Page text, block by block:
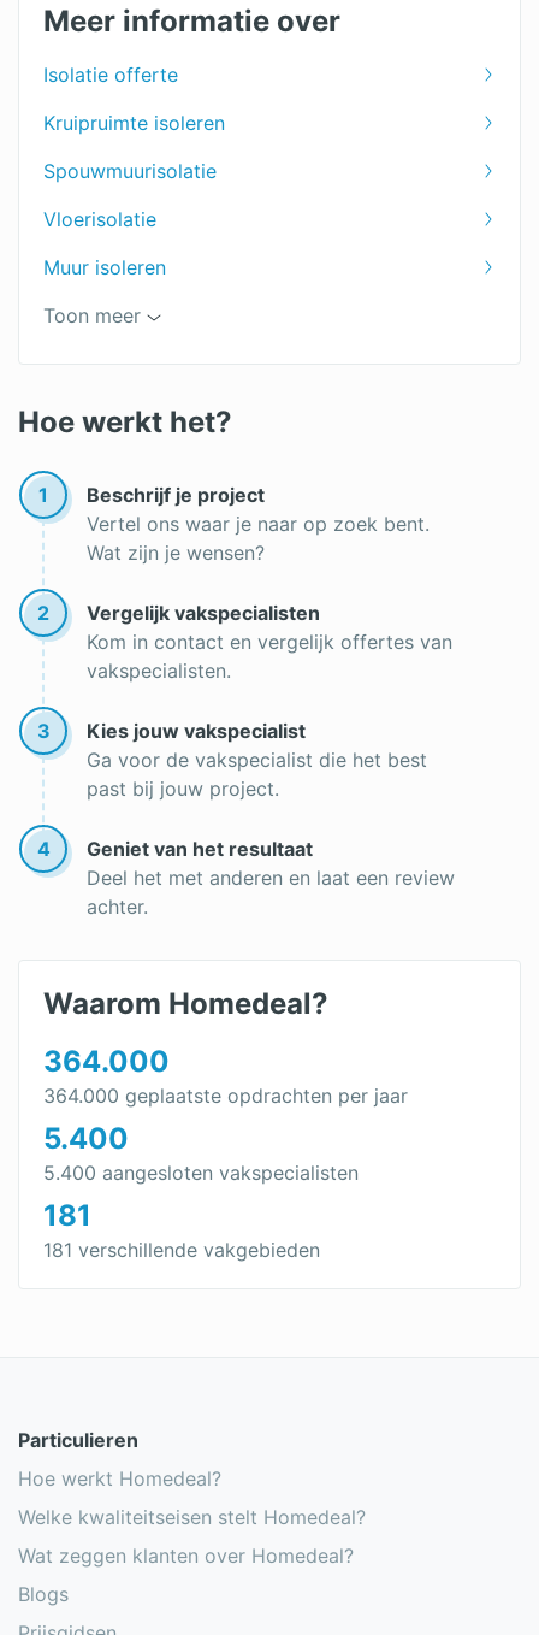
Schuin dak isoleren kosten
Huis isoleren kosten
Meer informatie over
Isolatie offerte
Kruipruimte isoleren
Spouwmuurisolatie
Vloerisolatie
Muur isoleren
Schuur isoleren
Plat dak isoleren
Bodemisolatie
Subsidie gevelisolatie
Subsidie vloerisolatie 2025
PUR schuim isolatie zelf doen
Enkelsteens muur isoleren binnenkant
Garage isoleren subsidie
Subsidie dakisolatie
Dakisolatie
Dakisolatie: binnenzijde of buitenzijde
Oud huis isoleren
Geluidsisolatie vloer
Geluidsisolatie muur
Goedkope isolatie
Geluidsisolatie
Kelder isoleren
Steenwol isolatie
PUR isolatie
Onderzoek: invloed energielabel op
woningwaarde
Toon meer
Hoe werkt het?
1
Beschrijf je project
Vertel ons waar je naar op zoek bent.
Wat zijn je wensen?
2
Vergelijk vakspecialisten
Kom in contact en vergelijk offertes van
vakspecialisten.
3
Kies jouw vakspecialist
Ga voor de vakspecialist die het best
past bij jouw project.
4
Geniet van het resultaat
Deel het met anderen en laat een review
achter.
Waarom Homedeal?
364.000
364.000 geplaatste opdrachten per jaar
5.400
5.400 aangesloten vakspecialisten
181
181 verschillende vakgebieden
Particulieren
Hoe werkt Homedeal?
Welke kwaliteitseisen stelt Homedeal?
Wat zeggen klanten over Homedeal?
Blogs